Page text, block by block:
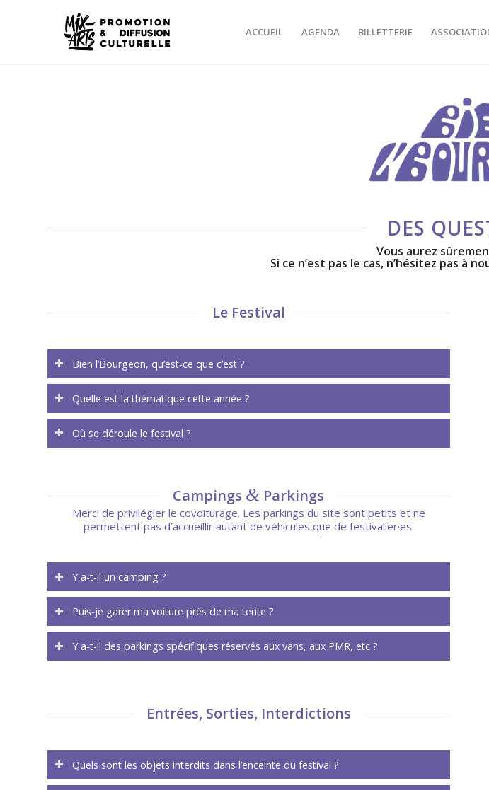
ACCUEIL AGENDA BILLETTERIE
DES
Vous aurez
Si ce n’est pas le cas, n’hésitez pas à
Le Festival
Bien l’Bourgeon, qu’est-ce que c’est ?
Quelle est la thématique cette année ?
Où se déroule le festival ?
Campings & Parkings
Merci de privilégier le covoiturage. Les parkings du site sont petits et ne
permettent pas d’accueillir autant de véhicules que de festivalier·es.
Y a-t-il un camping ?
Puis-je garer ma voiture près de ma tente ?
Y a-t-il des parkings spécifiques réservés aux vans, aux PMR, etc ?
Entrées, Sorties, Interdictions
Quels sont les objets interdits dans l’enceinte du festival ?